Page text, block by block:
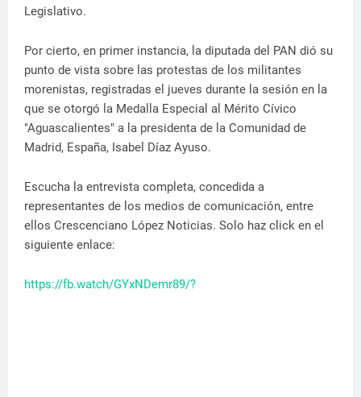
Legislativo.
Por cierto, en primer instancia, la diputada del PAN dió su
punto de vista sobre las protestas de los militantes
morenistas, registradas el jueves durante la sesión en la
que se otorgó la Medalla Especial al Mérito Cívico
"Aguascalientes" a la presidenta de la Comunidad de
Madrid, España, Isabel Díaz Ayuso.
Escucha la entrevista completa, concedida a
representantes de los medios de comunicación, entre
ellos Crescenciano López Noticias. Solo haz click en el
siguiente enlace:
https://fb.watch/GYxNDemr89/?